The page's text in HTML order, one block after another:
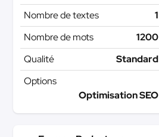
Nombre de textes
1
Nombre de mots
1200
Qualité
Standard
Options
Optimisation SEO